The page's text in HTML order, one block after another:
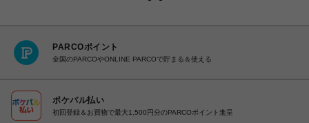
PARCOポイント
全国のPARCOやONLINE PARCOで貯まる＆使える
ポケパル払い
初回登録＆お買物で最大1,500円分のPARCOポイント進呈